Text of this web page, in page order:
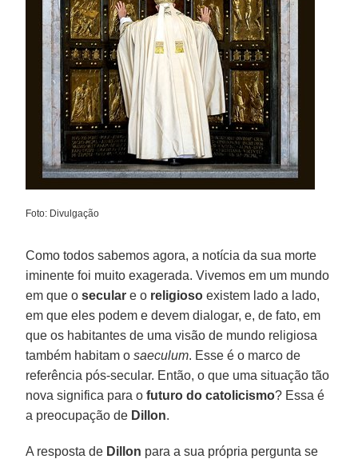
Foto: Divulgação
Como todos sabemos agora, a notícia da sua morte
iminente foi muito exagerada. Vivemos em um mundo
em que osecular e o religioso existem lado a lado,
em que eles podem e devem dialogar, e, de fato, em
que os habitantes de uma visão de mundo religiosa
também habitam osaeculum. Esse é o marco de
referência pós-secular. Então, o que uma situação tão
nova significa para ofuturo do catolicismo? Essa é
a preocupação de Dillon.
A resposta de Dillon para a sua própria pergunta se